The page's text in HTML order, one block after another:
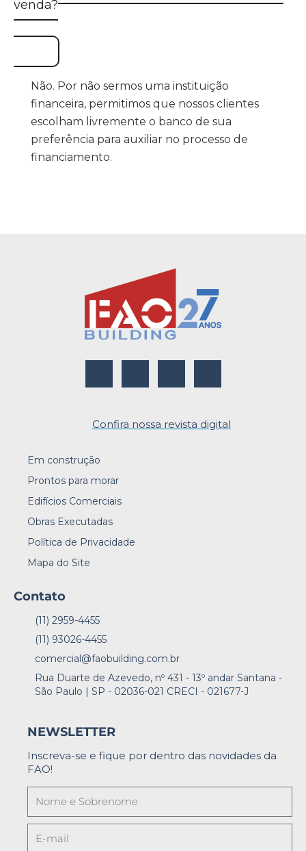
venda?
Não. Por não sermos uma instituição
financeira, permitimos que nossos clientes
escolham livremente o banco de sua
preferência para auxiliar no processo de
financiamento.
Confira nossa revista digital
Em construção
Prontos para morar
Edifícios Comerciais
Obras Executadas
Política de Privacidade
Mapa do Site
Contato
(11) 2959-4455
(11) 93026-4455
comercial@faobuilding.com.br
Rua Duarte de Azevedo, nº 431 - 13º andar Santana -
São Paulo | SP - 02036-021 CRECI - 021677-J
NEWSLETTER
Inscreva-se e fique por dentro das novidades da
FAO!